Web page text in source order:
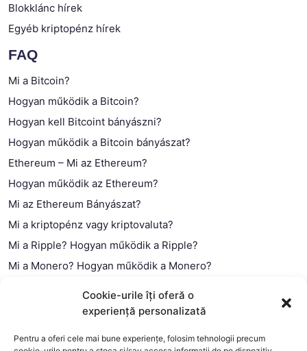
Cookie-urile îți oferă o
experiență personalizată
Pentru a oferi cele mai bune experiențe, folosim tehnologii precum
Blokklánc hírek
Egyéb kriptopénz hírek
FAQ
Mi a Bitcoin?
Hogyan működik a Bitcoin?
Hogyan kell Bitcoint bányászni?
Hogyan működik a Bitcoin bányászat?
Ethereum – Mi az Ethereum?
Hogyan működik az Ethereum?
Mi az Ethereum Bányászat?
Mi a kriptopénz vagy kriptovaluta?
Mi a Ripple? Hogyan működik a Ripple?
Mi a Monero? Hogyan működik a Monero?
Mi a blokklánc (technológia)?